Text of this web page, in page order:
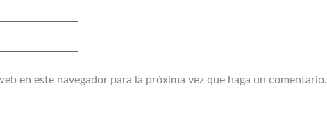
en este navegador para la próxima vez que haga un comentario.